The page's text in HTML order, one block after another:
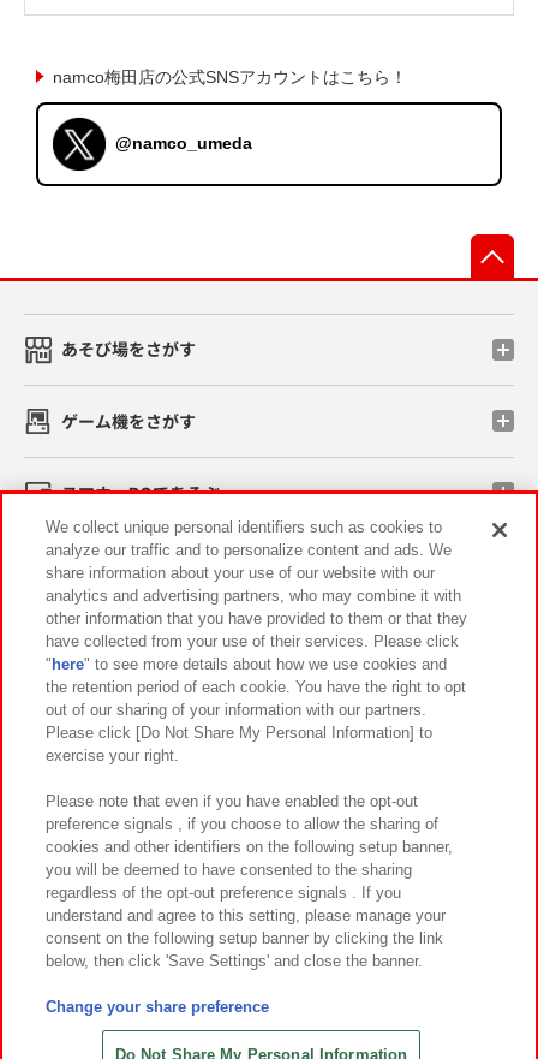
namco梅田店の公式SNSアカウントはこちら！
@namco_umeda
あそび場をさがす
ゲーム機をさがす
スマホ・PCであそぶ
イベント・キャンペーン
関連会社 サステナビリティ サイトポリシー
プライバシーポリシー ウェブアクセシビリティ方針と検証結果
お取引先さまとともに
カスタマーハラスメント対応方針 よくあるご質問・お問い合わせ
©Bandai Namco Amusement Inc.
©Bandai Namco Amusement Lab Inc.
©HANAYASHIKI Co., Ltd. All Rights Reserved.
We collect unique personal identifiers such as cookies to
analyze our traffic and to personalize content and ads. We
share information about your use of our website with our
analytics and advertising partners, who may combine it with
other information that you have provided to them or that they
have collected from your use of their services. Please click
" here" to see more details about how we use cookies and
the retention period of each cookie. You have the right to opt
out of our sharing of your information with our partners.
Please click [Do Not Share My Personal Information] to
exercise your right.
Please note that even if you have enabled the opt-out
preference signals , if you choose to allow the sharing of
cookies and other identifiers on the following setup banner,
you will be deemed to have consented to the sharing
regardless of the opt-out preference signals . If you
understand and agree to this setting, please manage your
consent on the following setup banner by clicking the link
below, then click 'Save Settings' and close the banner.
Change your share preference
Do Not Share My Personal Information